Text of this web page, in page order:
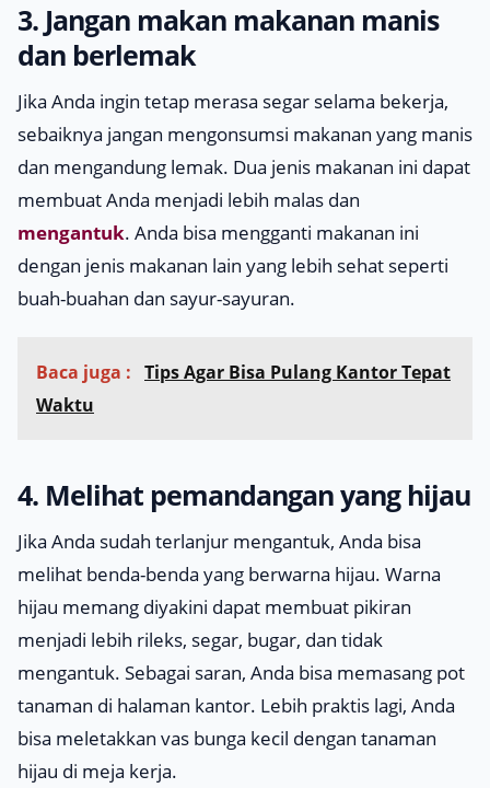
3. Jangan makan makanan manis
dan berlemak
Jika Anda ingin tetap merasa segar selama bekerja,
sebaiknya jangan mengonsumsi makanan yang manis
dan mengandung lemak. Dua jenis makanan ini dapat
membuat Anda menjadi lebih malas dan
mengantuk. Anda bisa mengganti makanan ini
dengan jenis makanan lain yang lebih sehat seperti
buah-buahan dan sayur-sayuran.
Baca juga : Tips Agar Bisa Pulang Kantor Tepat
Waktu
4. Melihat pemandangan yang hijau
Jika Anda sudah terlanjur mengantuk, Anda bisa
melihat benda-benda yang berwarna hijau. Warna
hijau memang diyakini dapat membuat pikiran
menjadi lebih rileks, segar, bugar, dan tidak
mengantuk. Sebagai saran, Anda bisa memasang pot
tanaman di halaman kantor. Lebih praktis lagi, Anda
bisa meletakkan vas bunga kecil dengan tanaman
hijau di meja kerja.